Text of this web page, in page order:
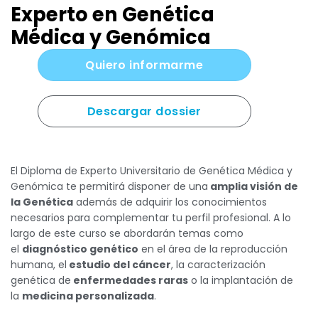
Experto en Genética
Médica y Genómica
Quiero informarme
Descargar dossier
El Diploma de Experto Universitario de Genética Médica y
Genómica te permitirá disponer de una amplia visión de
la Genética además de adquirir los conocimientos
necesarios para complementar tu perfil profesional. A lo
largo de este curso se abordarán temas como
el diagnóstico genético en el área de la reproducción
humana, el estudio del cáncer, la caracterización
genética de enfermedades raras o la implantación de
la medicina personalizada.